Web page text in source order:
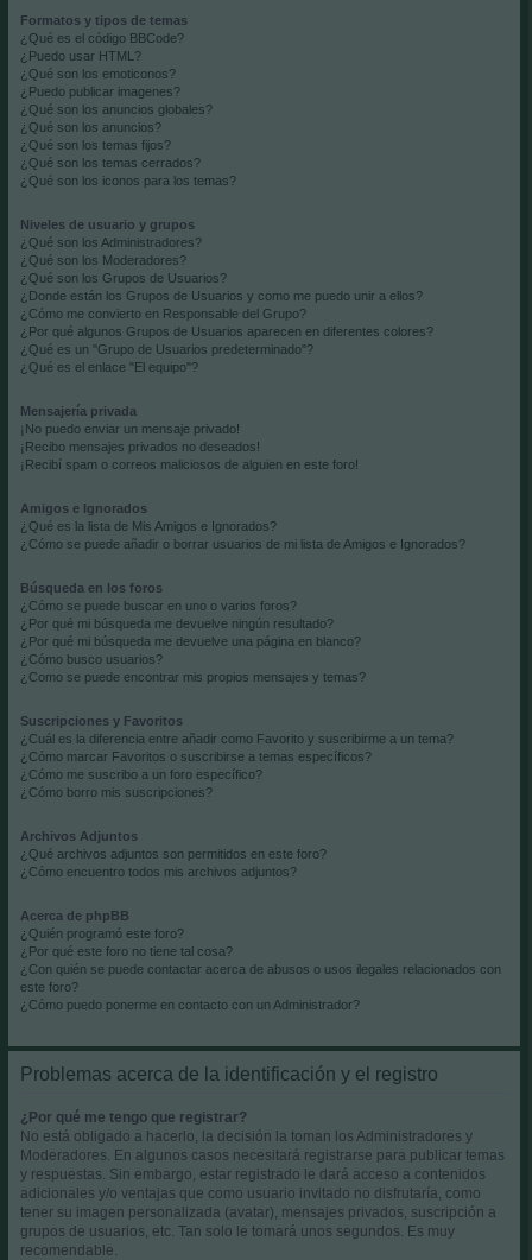
Formatos y tipos de temas
¿Qué es el código BBCode?
¿Puedo usar HTML?
¿Qué son los emoticonos?
¿Puedo publicar imagenes?
¿Qué son los anuncios globales?
¿Qué son los anuncios?
¿Qué son los temas fijos?
¿Qué son los temas cerrados?
¿Qué son los iconos para los temas?
Niveles de usuario y grupos
¿Qué son los Administradores?
¿Qué son los Moderadores?
¿Qué son los Grupos de Usuarios?
¿Donde están los Grupos de Usuarios y como me puedo unir a ellos?
¿Cómo me convierto en Responsable del Grupo?
¿Por qué algunos Grupos de Usuarios aparecen en diferentes colores?
¿Qué es un "Grupo de Usuarios predeterminado"?
¿Qué es el enlace "El equipo"?
Mensajería privada
¡No puedo enviar un mensaje privado!
¡Recibo mensajes privados no deseados!
¡Recibí spam o correos maliciosos de alguien en este foro!
Amigos e Ignorados
¿Qué es la lista de Mis Amigos e Ignorados?
¿Cómo se puede añadir o borrar usuarios de mi lista de Amigos e Ignorados?
Búsqueda en los foros
¿Cómo se puede buscar en uno o varios foros?
¿Por qué mi búsqueda me devuelve ningún resultado?
¿Por qué mi búsqueda me devuelve una página en blanco?
¿Cómo busco usuarios?
¿Como se puede encontrar mis propios mensajes y temas?
Suscripciones y Favoritos
¿Cuál es la diferencia entre añadir como Favorito y suscribirme a un tema?
¿Cómo marcar Favoritos o suscribirse a temas específicos?
¿Cómo me suscribo a un foro específico?
¿Cómo borro mis suscripciones?
Archivos Adjuntos
¿Qué archivos adjuntos son permitidos en este foro?
¿Cómo encuentro todos mis archivos adjuntos?
Acerca de phpBB
¿Quién programó este foro?
¿Por qué este foro no tiene tal cosa?
¿Con quién se puede contactar acerca de abusos o usos ilegales relacionados con
este foro?
¿Cómo puedo ponerme en contacto con un Administrador?
Problemas acerca de la identificación y el registro
¿Por qué me tengo que registrar?
No está obligado a hacerlo, la decisión la toman los Administradores y
Moderadores. En algunos casos necesitará registrarse para publicar temas
y respuestas. Sin embargo, estar registrado le dará acceso a contenidos
adicionales y/o ventajas que como usuario invitado no disfrutaría, como
tener su imagen personalizada (avatar), mensajes privados, suscripción a
grupos de usuarios, etc. Tan solo le tomará unos segundos. Es muy
recomendable.